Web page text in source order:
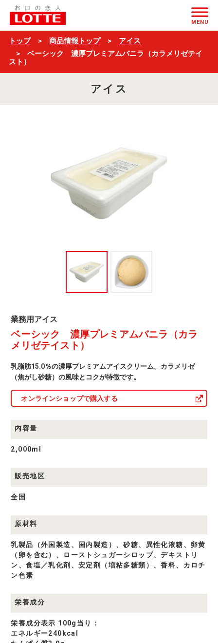
ベ
ー
シ
ク
厚
テ
イ
ス
ト）
MENU
トップ 商品情報トップ
アイス
ベーシック 濃厚プレミアムバニラ（カラメリゼテイ
スト）
アイス
業
用
ア
イ
商
品
一
覧
業務用アイス
ベーシック 濃厚プレミアムバニラ（カラ
メリゼテイスト）
乳脂肪15.0％の濃厚プレミアムアイスクリーム。カラメリゼ
（焦がし砂糖）の風味とコクが特徴です。
オンラインショップで購入する
内容量
2,000ml
販売地区
全国
原材料
乳製品（外国製造、国内製造）、砂糖、異性化液糖、卵黄
（卵を含む）、ローストシュガーシロップ、デキストリ
ン、食塩／乳化剤、安定剤（増粘多糖類）、香料、カロチ
ン色素
栄養成分
栄養成分表示 100g当り：
エネルギー240kcal